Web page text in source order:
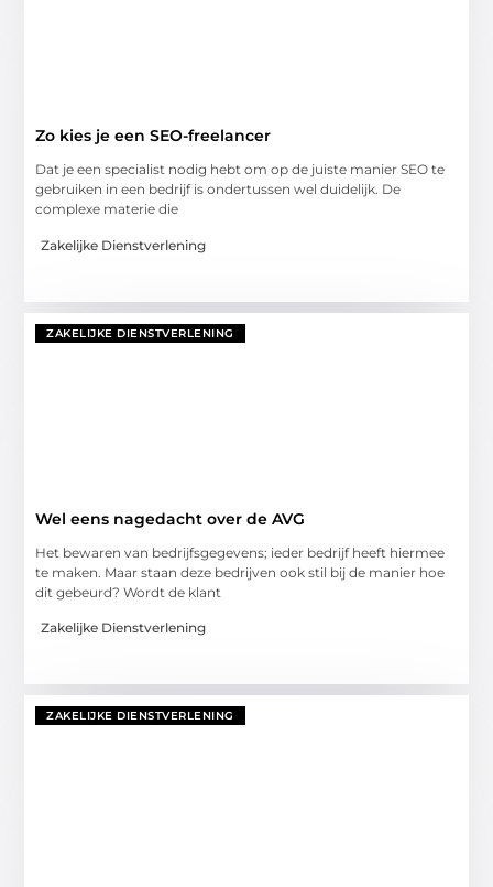
Zo kies je een SEO-freelancer
Dat je een specialist nodig hebt om op de juiste manier SEO te
gebruiken in een bedrijf is ondertussen wel duidelijk. De
complexe materie die
Zakelijke Dienstverlening
ZAKELIJKE DIENSTVERLENING
Wel eens nagedacht over de AVG
Het bewaren van bedrijfsgegevens; ieder bedrijf heeft hiermee
te maken. Maar staan deze bedrijven ook stil bij de manier hoe
dit gebeurd? Wordt de klant
Zakelijke Dienstverlening
ZAKELIJKE DIENSTVERLENING